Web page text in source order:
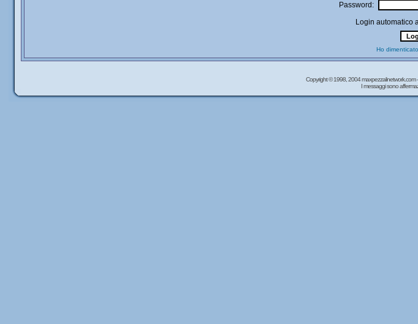
Password:
Login automatico
Ho
Copyright © 1998, 2004 maxpezzalinetwork.com
I messaggi sono